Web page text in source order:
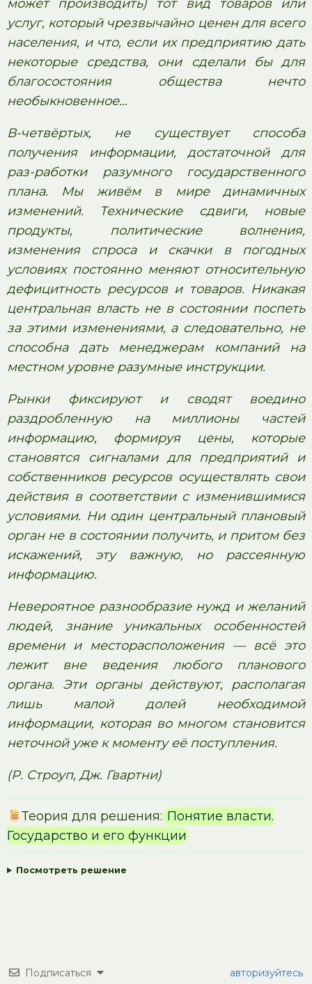
может производить) тот вид товаров или
услуг, который чрезвычайно ценен для всего
населения, и что, если их предприятию дать
некоторые средства, они сделали бы для
благосостояния общества нечто
необыкновенное…
В-четвёртых, не существует способа
получения информации, достаточной для
раз-работки разумного государственного
плана. Мы живём в мире динамичных
изменений. Технические сдвиги, новые
продукты, политические волнения,
изменения спроса и скачки в погодных
условиях постоянно меняют относительную
дефицитность ресурсов и товаров. Никакая
центральная власть не в состоянии поспеть
за этими изменениями, а следовательно, не
способна дать менеджерам компаний на
местном уровне разумные инструкции.
Рынки фиксируют и сводят воедино
раздробленную на миллионы частей
информацию, формируя цены, которые
становятся сигналами для предприятий и
собственников ресурсов осуществлять свои
действия в соответствии с изменившимися
условиями. Ни один центральный плановый
орган не в состоянии получить, и притом без
искажений, эту важную, но рассеянную
информацию.
Невероятное разнообразие нужд и желаний
людей, знание уникальных особенностей
времени и месторасположения — всё это
лежит вне ведения любого планового
органа. Эти органы действуют, располагая
лишь малой долей необходимой
информации, которая во многом становится
неточной уже к моменту её поступления.
(Р. Строуп, Дж. Гвартни)
Теория для решения:Понятие власти.
Государство и его функции
Посмотреть решение
Подписаться авторизуйтесь